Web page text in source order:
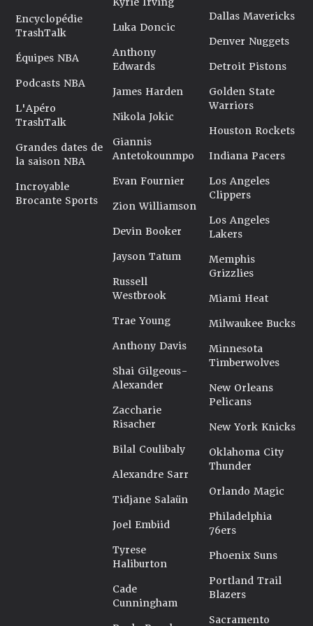
Encyclopédie
TrashTalk
Équipes NBA
Podcasts NBA
L'Apéro
TrashTalk
Grandes dates de
la saison NBA
Incroyable
Brocante Sports
Luka Doncic
Anthony
Edwards
James Harden
Nikola Jokic
Giannis
Antetokounmpo
Evan Fournier
Zion Williamson
Devin Booker
Jayson Tatum
Russell
Westbrook
Trae Young
Anthony Davis
Shai Gilgeous-
Alexander
Zaccharie
Risacher
Bilal Coulibaly
Alexandre Sarr
Tidjane Salaün
Joel Embiid
Tyrese
Haliburton
Cade
Cunningham
Dallas Mavericks
Denver Nuggets
Detroit Pistons
Golden State
Warriors
Houston Rockets
Indiana Pacers
Los Angeles
Clippers
Los Angeles
Lakers
Memphis
Grizzlies
Miami Heat
Milwaukee Bucks
Minnesota
Timberwolves
New Orleans
Pelicans
New York Knicks
Oklahoma City
Thunder
Orlando Magic
Philadelphia
76ers
Phoenix Suns
Portland Trail
Blazers
Sacramento